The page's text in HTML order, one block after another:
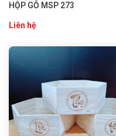
HỘP GỖ MSP 273
Liên hệ